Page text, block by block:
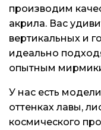
производим
акрила. Вас
вертикальных и
идеально
опытным
У нас есть
оттенках лавы,
космического